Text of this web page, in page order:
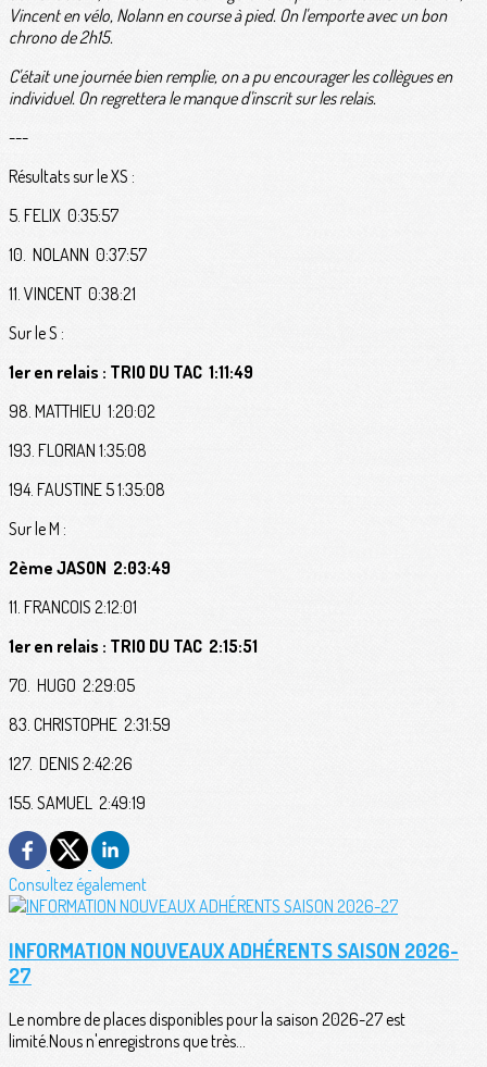
Vincent en vélo, Nolann en course à pied. On l'emporte avec un bon
chrono de 2h15.
C'était une journée bien remplie, on a pu encourager les collègues en
individuel. On regrettera le manque d'inscrit sur les relais.
---
Résultats sur le XS :
5. FELIX 0:35:57
10. NOLANN 0:37:57
11. VINCENT 0:38:21
Sur le S :
1er en relais : TRIO DU TAC 1:11:49
98. MATTHIEU 1:20:02
193. FLORIAN 1:35:08
194. FAUSTINE 5 1:35:08
Sur le M :
2ème JASON 2:03:49
11. FRANCOIS 2:12:01
1er en relais : TRIO DU TAC 2:15:51
70. HUGO 2:29:05
83. CHRISTOPHE 2:31:59
127. DENIS 2:42:26
155. SAMUEL 2:49:19
Consultez également
INFORMATION NOUVEAUX ADHÉRENTS SAISON 2026-
27
Le nombre de places disponibles pour la saison 2026-27 est
limité.Nous n'enregistrons que très...